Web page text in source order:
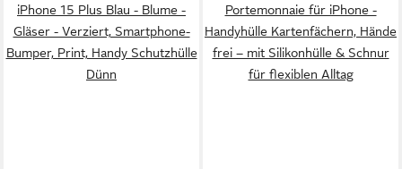
iPhone 15 Plus Blau - Blume -
Gläser - Verziert, Smartphone-
Bumper, Print, Handy Schutzhülle
Dünn
Portemonnaie für iPhone -
Handyhülle Kartenfächern, Hände
frei – mit Silikonhülle & Schnur
für flexiblen Alltag